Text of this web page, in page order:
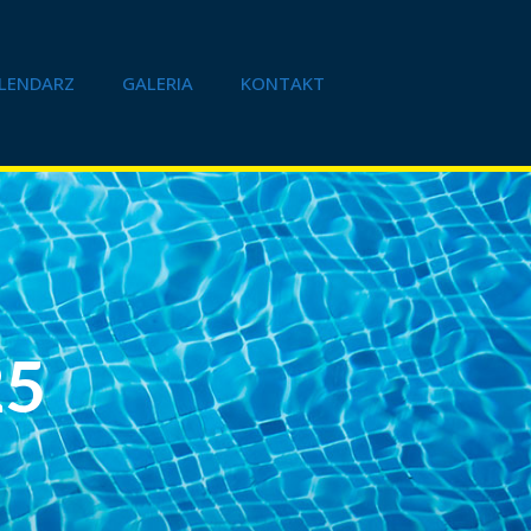
GALERIA KONTAKT